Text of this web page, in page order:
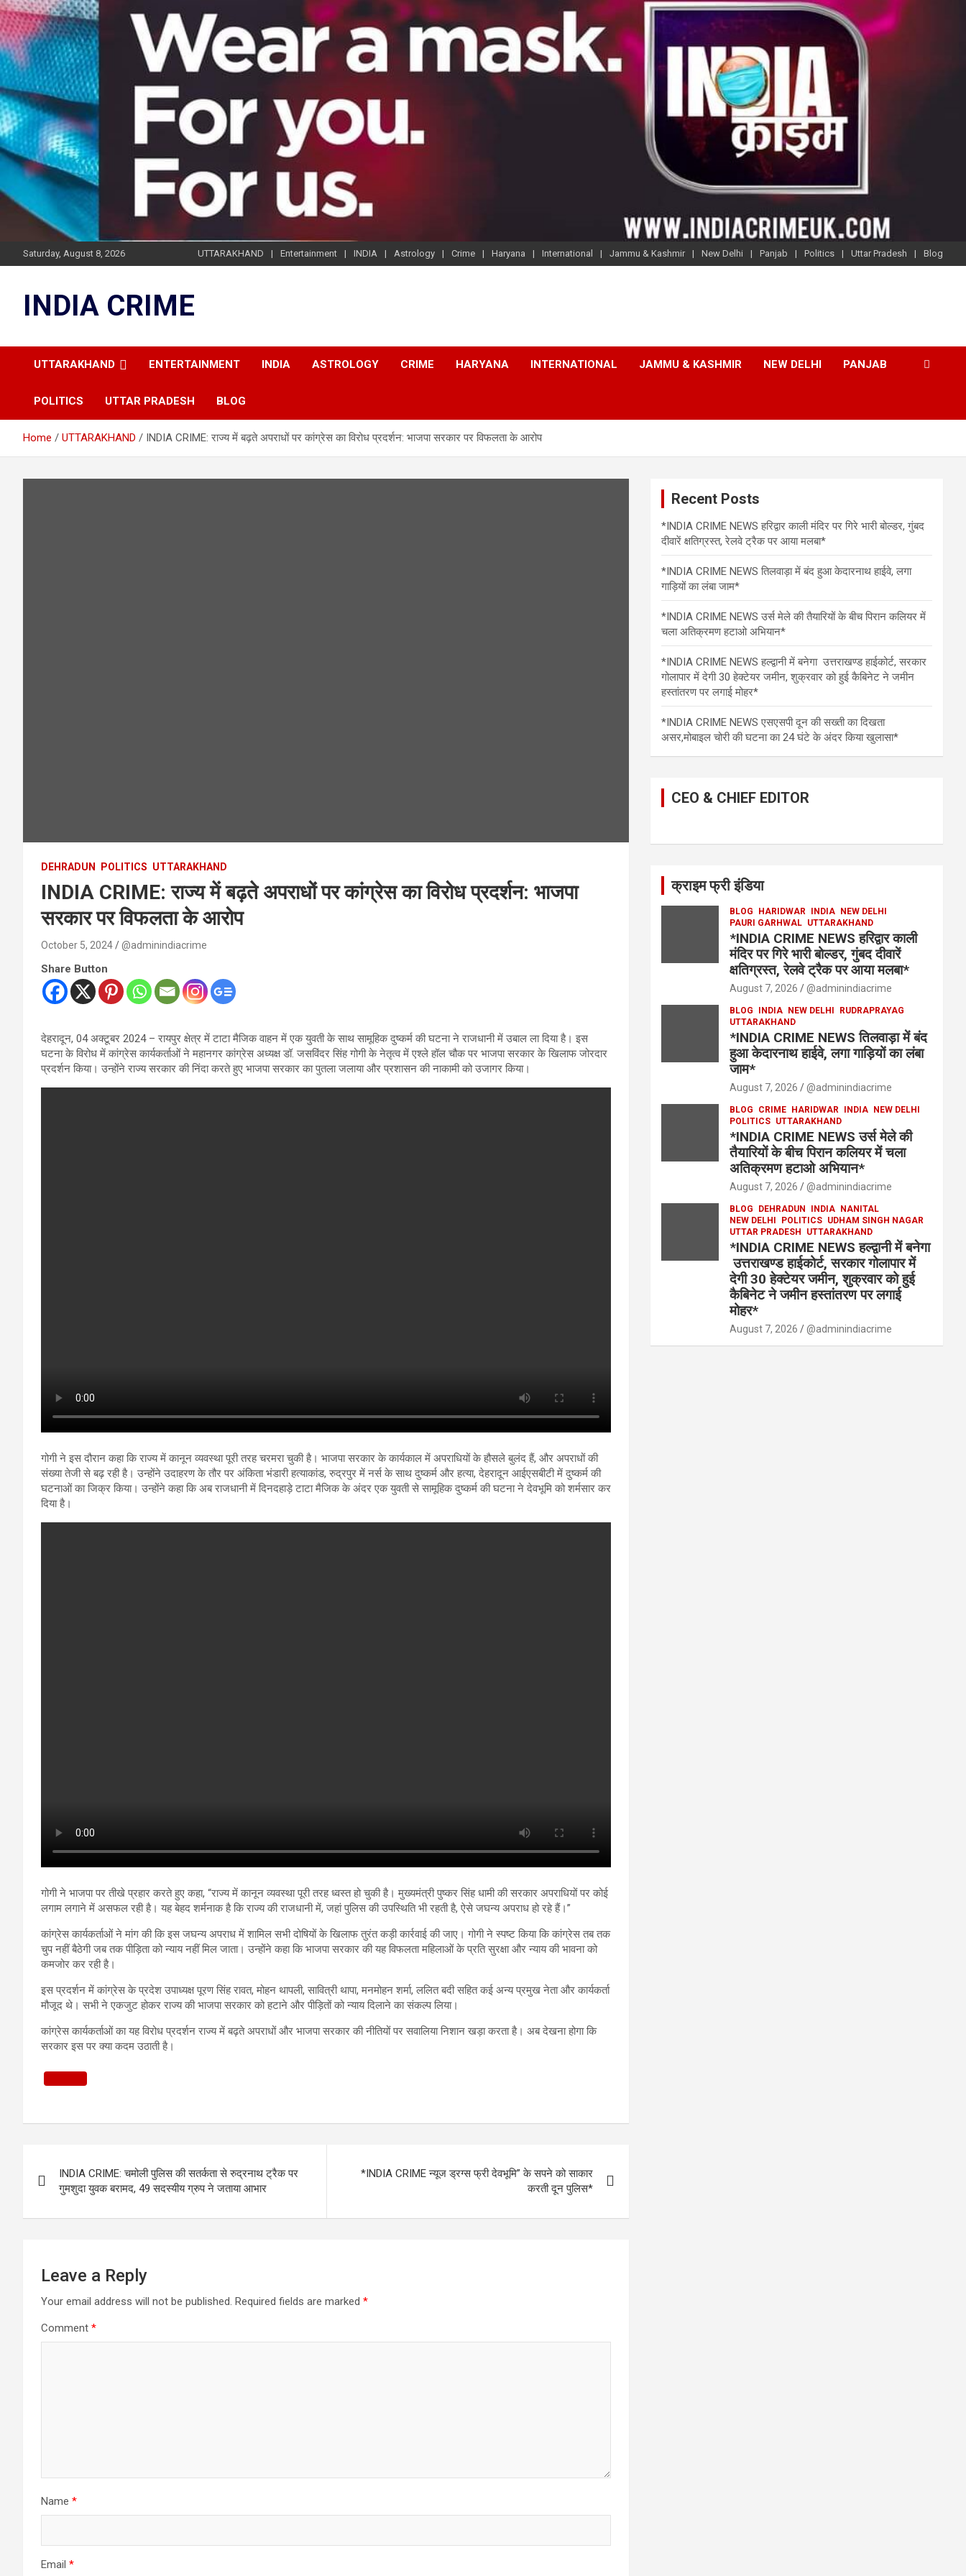
Skip
to
content
Saturday, August 8, 2026 UTTARAKHAND Entertainment INDIA Astrology Crime Haryana International Jammu & Kashmir New Delhi Panjab Politics Uttar Pradesh Blog
INDIA CRIME
UTTARAKHAND ENTERTAINMENT INDIA ASTROLOGY CRIME HARYANA INTERNATIONAL JAMMU & KASHMIR NEW DELHI PANJAB
POLITICS UTTAR PRADESH BLOG
Home UTTARAKHAND INDIA CRIME: राज्य में बढ़ते अपराधों पर कांग्रेस का विरोध प्रदर्शन: भाजपा सरकार पर विफलता के आरोप
DEHRADUN POLITICS UTTARAKHAND
INDIA CRIME: राज्य में बढ़ते अपराधों पर कांग्रेस का विरोध प्रदर्शन: भाजपा
सरकार पर विफलता के आरोप
October 5, 2024 @adminindiacrime
Share Button
देहरादून, 04 अक्टूबर 2024 – रायपुर क्षेत्र में टाटा मैजिक वाहन में एक युवती के साथ सामूहिक दुष्कर्म की घटना ने राजधानी में उबाल ला दिया है। इस
घटना के विरोध में कांग्रेस कार्यकर्ताओं ने महानगर कांग्रेस अध्यक्ष डॉ. जसविंदर सिंह गोगी के नेतृत्व में एश्ले हॉल चौक पर भाजपा सरकार के खिलाफ जोरदार
प्रदर्शन किया। उन्होंने राज्य सरकार की निंदा करते हुए भाजपा सरकार का पुतला जलाया और प्रशासन की नाकामी को उजागर किया।
गोगी ने इस दौरान कहा कि राज्य में कानून व्यवस्था पूरी तरह चरमरा चुकी है। भाजपा सरकार के कार्यकाल में अपराधियों के हौसले बुलंद हैं, और अपराधों की
संख्या तेजी से बढ़ रही है। उन्होंने उदाहरण के तौर पर अंकिता भंडारी हत्याकांड, रुद्रपुर में नर्स के साथ दुष्कर्म और हत्या, देहरादून आईएसबीटी में दुष्कर्म की
घटनाओं का जिक्र किया। उन्होंने कहा कि अब राजधानी में दिनदहाड़े टाटा मैजिक के अंदर एक युवती से सामूहिक दुष्कर्म की घटना ने देवभूमि को शर्मसार कर
दिया है।
गोगी ने भाजपा पर तीखे प्रहार करते हुए कहा, “राज्य में कानून व्यवस्था पूरी तरह ध्वस्त हो चुकी है। मुख्यमंत्री पुष्कर सिंह धामी की सरकार अपराधियों पर कोई
लगाम लगाने में असफल रही है। यह बेहद शर्मनाक है कि राज्य की राजधानी में, जहां पुलिस की उपस्थिति भी रहती है, ऐसे जघन्य अपराध हो रहे हैं।”
कांग्रेस कार्यकर्ताओं ने मांग की कि इस जघन्य अपराध में शामिल सभी दोषियों के खिलाफ तुरंत कड़ी कार्रवाई की जाए। गोगी ने स्पष्ट किया कि कांग्रेस तब तक
चुप नहीं बैठेगी जब तक पीड़िता को न्याय नहीं मिल जाता। उन्होंने कहा कि भाजपा सरकार की यह विफलता महिलाओं के प्रति सुरक्षा और न्याय की भावना को
कमजोर कर रही है।
इस प्रदर्शन में कांग्रेस के प्रदेश उपाध्यक्ष पूरण सिंह रावत, मोहन थापली, सावित्री थापा, मनमोहन शर्मा, ललित बदी सहित कई अन्य प्रमुख नेता और कार्यकर्ता
मौजूद थे। सभी ने एकजुट होकर राज्य की भाजपा सरकार को हटाने और पीड़ितों को न्याय दिलाने का संकल्प लिया।
कांग्रेस कार्यकर्ताओं का यह विरोध प्रदर्शन राज्य में बढ़ते अपराधों और भाजपा सरकार की नीतियों पर सवालिया निशान खड़ा करता है। अब देखना होगा कि
सरकार इस पर क्या कदम उठाती है।
navigation
INDIA CRIME: चमोली पुलिस की सतर्कता से रुद्रनाथ ट्रैक पर
गुमशुदा युवक बरामद, 49 सदस्यीय ग्रुप ने जताया आभार
*INDIA CRIME न्यूज ड्रग्स फ्री देवभूमि” के सपने को साकार
करती दून पुलिस*
Leave a Reply
Your email address will not be published. Required fields are marked *
Comment *
Name *
Email *
Recent Posts
*INDIA CRIME NEWS हरिद्वार काली मंदिर पर गिरे भारी बोल्डर, गुंबद
दीवारें क्षतिग्रस्त, रेलवे ट्रैक पर आया मलबा*
*INDIA CRIME NEWS तिलवाड़ा में बंद हुआ केदारनाथ हाईवे, लगा
गाड़ियों का लंबा जाम*
*INDIA CRIME NEWS उर्स मेले की तैयारियों के बीच पिरान कलियर में
चला अतिक्रमण हटाओ अभियान*
*INDIA CRIME NEWS हल्द्वानी में बनेगा उत्तराखण्ड हाईकोर्ट, सरकार
गोलापार में देगी 30 हेक्टेयर जमीन, शुक्रवार को हुई कैबिनेट ने जमीन
हस्तांतरण पर लगाई मोहर*
*INDIA CRIME NEWS एसएसपी दून की सख्ती का दिखता
असर,मोबाइल चोरी की घटना का 24 घंटे के अंदर किया खुलासा*
CEO & CHIEF EDITOR
क्राइम फ्री इंडिया
BLOG HARIDWAR INDIA
NEW DELHI
PAURI GARHWAL UTTARAKHAND
*INDIA CRIME NEWS हरिद्वार काली
मंदिर पर गिरे भारी बोल्डर, गुंबद दीवारें
क्षतिग्रस्त, रेलवे ट्रैक पर आया मलबा*
August 7, 2026 @adminindiacrime
BLOG INDIA NEW DELHI
RUDRAPRAYAG
UTTARAKHAND
*INDIA CRIME NEWS तिलवाड़ा में बंद
हुआ केदारनाथ हाईवे, लगा गाड़ियों का लंबा
जाम*
August 7, 2026 @adminindiacrime
BLOG CRIME HARIDWAR INDIA
NEW DELHI
POLITICS UTTARAKHAND
*INDIA CRIME NEWS उर्स मेले की
तैयारियों के बीच पिरान कलियर में चला
अतिक्रमण हटाओ अभियान*
August 7, 2026 @adminindiacrime
BLOG DEHRADUN INDIA
NANITAL
NEW DELHI
POLITICS UDHAM SINGH NAGAR
UTTAR PRADESH
UTTARAKHAND
*INDIA CRIME NEWS हल्द्वानी में बनेगा
उत्तराखण्ड हाईकोर्ट, सरकार गोलापार में
देगी 30 हेक्टेयर जमीन, शुक्रवार को हुई
कैबिनेट ने जमीन हस्तांतरण पर लगाई
मोहर*
August 7, 2026 @adminindiacrime